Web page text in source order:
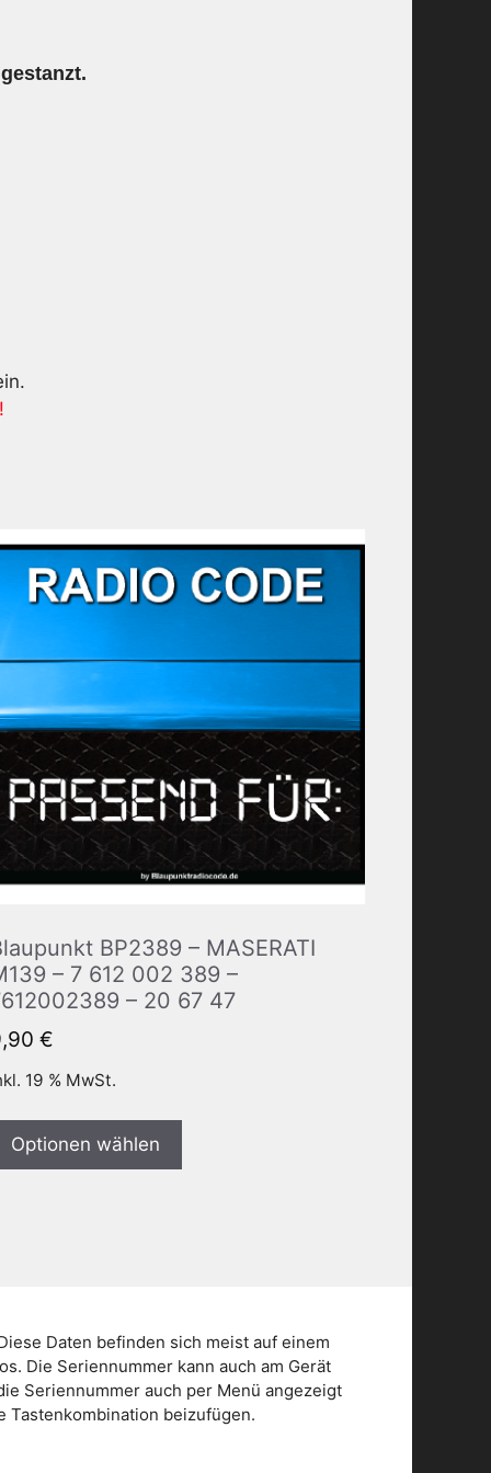
BP2389 – MASERATI
– 7 612 002 389 –
– 20 67 47
€
19 % MwSt.
Optionen wählen
Daten befinden sich meist auf einem
Die Seriennummer kann auch am Gerät
Seriennummer auch per Menü angezeigt
Tastenkombination beizufügen.